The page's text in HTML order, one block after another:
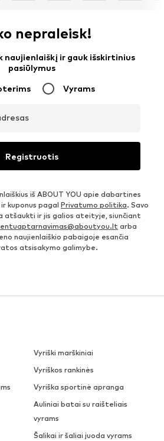
nepraleisk!
naujienlaiškį ir gauk išskirtinius
pasiūlymus
Vyrams
Registruotis
iš ABOUT YOU apie dabartines
kuponus pagal Privatumo politika. Savo
atšaukti ir jis galios ateityje, siunčiant
arba
naujienlaiškio pabaigoje esančia
atsisakymo galimybe.
Vyriški marškiniai
Vyriškos rankinės
Vyriška sportinė apranga
Auliniai batai su raišteliais
vyrams
Šalikai ir šaliai juoda vyrams